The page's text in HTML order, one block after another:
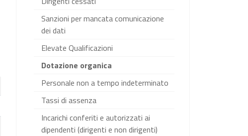
Sanzioni per mancata comunicazione
dei dati
Elevate Qualificazioni
Dotazione organica
Personale non a tempo indeterminato
Tassi di assenza
Incarichi conferiti e autorizzati ai
dipendenti (dirigenti e non dirigenti)